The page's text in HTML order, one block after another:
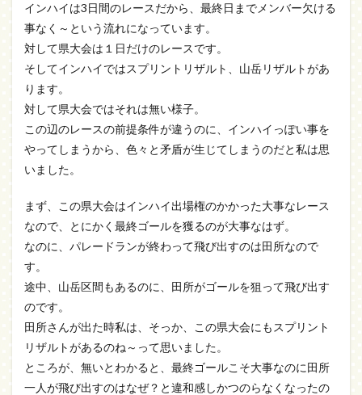
インハイは3日間のレースだから、最終日までメンバー欠ける
事なく～という流れになっています。
対して県大会は１日だけのレースです。
そしてインハイではスプリントリザルト、山岳リザルトがあ
ります。
対して県大会ではそれは無い様子。
この辺のレースの前提条件が違うのに、インハイっぽい事を
やってしまうから、色々と矛盾が生じてしまうのだと私は思
いました。
まず、この県大会はインハイ出場権のかかった大事なレース
なので、とにかく最終ゴールを獲るのが大事なはず。
なのに、パレードランが終わって飛び出すのは田所なので
す。
途中、山岳区間もあるのに、田所がゴールを狙って飛び出す
のです。
田所さんが出た時私は、そっか、この県大会にもスプリント
リザルトがあるのね～って思いました。
ところが、無いとわかると、最終ゴールこそ大事なのに田所
一人が飛び出すのはなぜ？と違和感しかつのらなくなったの